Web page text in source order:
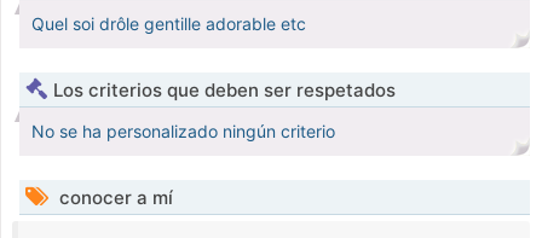
Quel soi drôle gentille adorable etc
Los criterios que deben ser respetados
No se ha personalizado ningún criterio
conocer a mí